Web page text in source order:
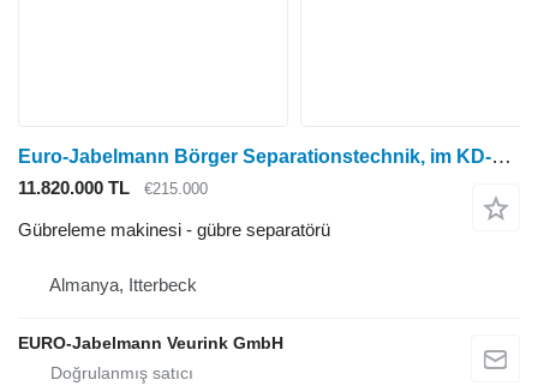
Euro-Jabelmann Börger Separationstechnik, im KD-Auftrag
11.820.000 TL €215.000
Gübreleme makinesi - gübre separatörü
Almanya, Itterbeck
EURO-Jabelmann Veurink GmbH